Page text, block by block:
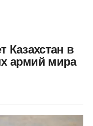
Казахстан в
армий мира